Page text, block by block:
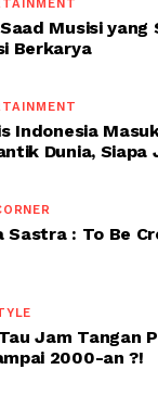
Musisi yang
Berkarya
Indonesia
Dunia, Siapa
Sastra : To Be
Jam Tangan
2000-an ?!